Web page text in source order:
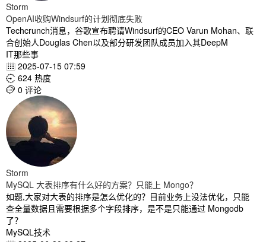
Storm
OpenAI收购Windsurf的计划彻底失败
Techcrunch消息，谷歌宣布聘请Windsurf的CEO Varun Mohan、联
合创始人Douglas Chen以及部分研发团队成员加入其DeepM
IT那些事
 2025-07-15 07:59
 624 热度
 0 评论
Storm
MySQL 大表排序有什么好的方案？只能上 Mongo？
如题,大家对大表的排序是怎么优化的？目前业务上没法优化，只能
查全量数据且需要根据多个字段排序，是不是只能通过 Mongodb
了？
MySQL技术